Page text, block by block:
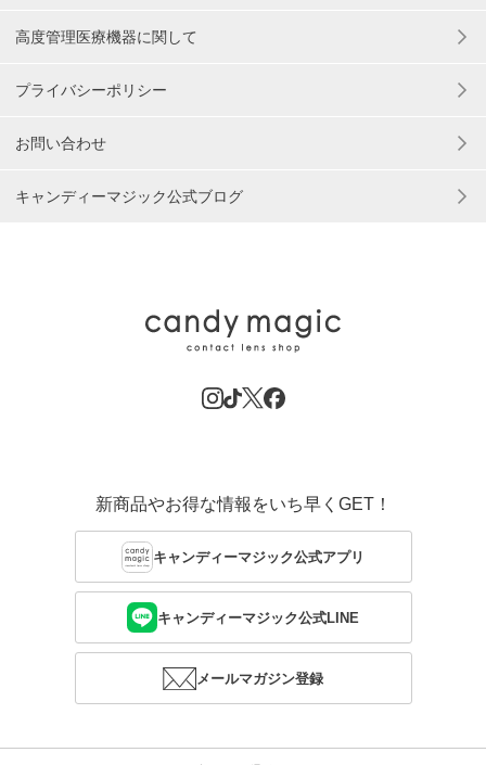
高度管理医療機器に関して
プライバシーポリシー
お問い合わせ
キャンディーマジック公式ブログ
新商品やお得な情報をいち早くGET！
キャンディーマジック公式アプリ
キャンディーマジック公式LINE
メールマガジン登録